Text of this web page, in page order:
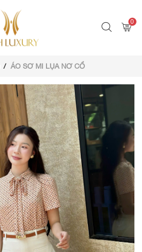
0
ÁO SƠ MI LỤA NƠ CỔ